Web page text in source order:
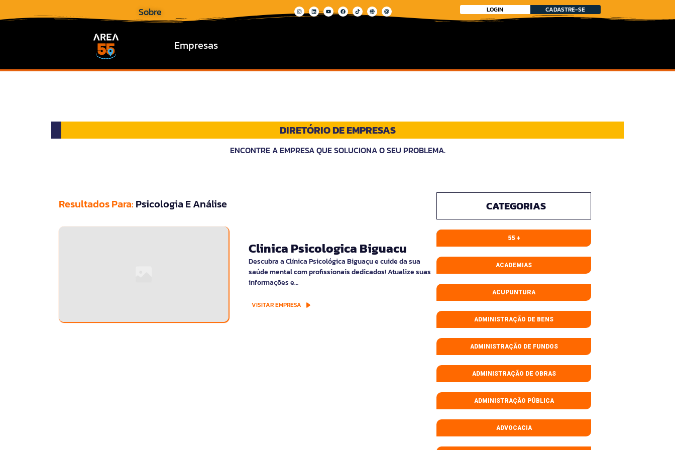
Sobre LOGIN CADASTRE-SE
Empresas
DIRETÓRIO DE EMPRESAS
ENCONTRE A EMPRESA QUE SOLUCIONA O SEU PROBLEMA.
Resultados Para: Psicologia E Análise
Clinica Psicologica Biguacu
Descubra a Clínica Psicológica Biguaçu e cuide da sua
saúde mental com profissionais dedicados! Atualize suas
informações e…
VISITAR EMPRESA
CATEGORIAS
55 +
ACADEMIAS
ACUPUNTURA
ADMINISTRAÇÃO DE BENS
ADMINISTRAÇÃO DE FUNDOS
ADMINISTRAÇÃO DE OBRAS
ADMINISTRAÇÃO PÚBLICA
ADVOCACIA